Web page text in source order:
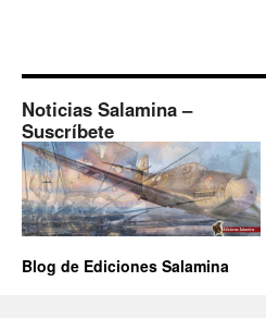
Noticias Salamina –
Suscríbete
Blog de Ediciones Salamina